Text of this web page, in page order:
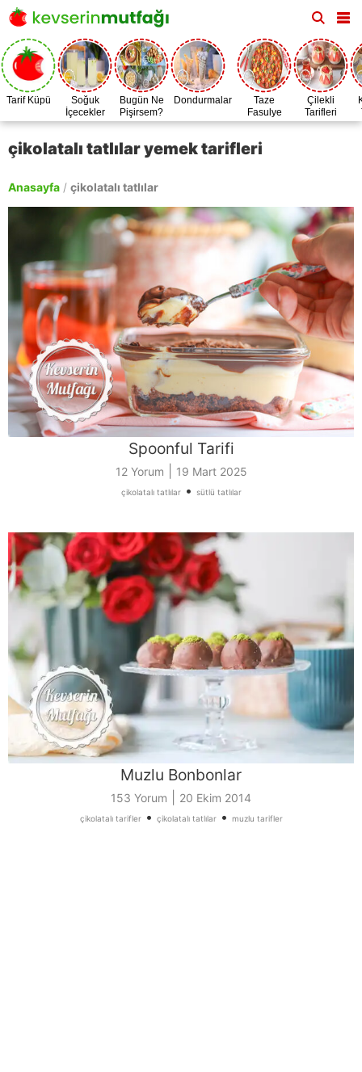
Tarif Küpü
Soğuk
İçecekler
Bugün Ne
Pişirsem?
Dondurmalar
Taze
Fasulye
Zamanı
Çilekli
Tarifleri
çikolatalı tatlılar yemek tarifleri
Anasayfa / çikolatalı tatlılar
Spoonful Tarifi
12 Yorum 19 Mart 2025
çikolatalı tatlılar• sütlü tatlılar
Muzlu Bonbonlar
153 Yorum 20 Ekim 2014
çikolatalı tarifler• çikolatalı tatlılar• muzlu tarifler